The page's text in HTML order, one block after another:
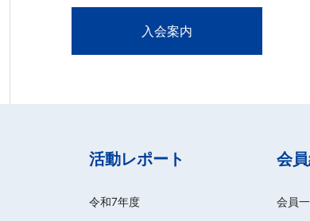
入会案内
活動レポート
令和7年度
会
会員